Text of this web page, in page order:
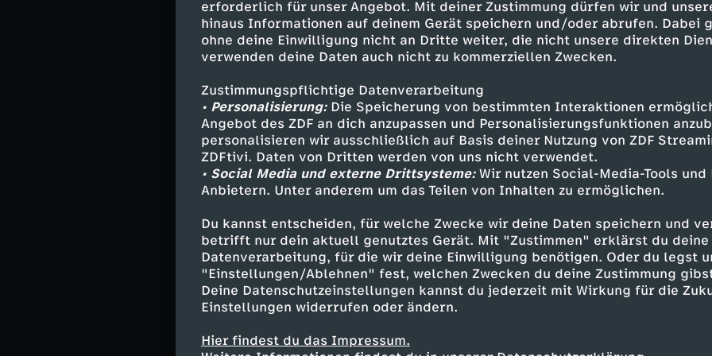
erforderlich für unser Angebot. Mit deiner Zustimmung dürfen wir und
hinaus Informationen auf deinem Gerät speichern und/oder abrufen. Dabei
ohne deine Einwilligung nicht an Dritte weiter, die nicht unsere direkten
verwenden deine Daten auch nicht zu kommerziellen Zwecken.
Zustimmungspflichtige Datenverarbeitung
• Personalisierung:Die Speicherung von bestimmten Interaktionen
Angebot des ZDF an dich anzupassen und Personalisierungsfunktionen
personalisieren wir ausschließlich auf Basis deiner Nutzung von ZDF
ZDFtivi. Daten von Dritten werden von uns nicht verwendet.
• Social Media und externe Drittsysteme:Wir nutzen Social-Media-Tools und
Anbietern. Unter anderem um das Teilen von Inhalten zu ermöglichen.
Du kannst entscheiden, für welche Zwecke wir deine Daten speichern und
betrifft nur dein aktuell genutztes Gerät. Mit "Zustimmen" erklärst du deine
Datenverarbeitung, für die wir deine Einwilligung benötigen. Oder du legst
"Einstellungen/Ablehnen" fest, welchen Zwecken du deine Zustimmung
Deine Datenschutzeinstellungen kannst du jederzeit mit Wirkung für die
Einstellungen widerrufen oder ändern.
Hier findest du das Impressum.
Schlagzeilen. Ein mysteriöses Flugobjekt soll auf einer
abgestürzt sein. Das ultraleichte, schimmernde Material lässt
zerstören und springt immer wieder in seine Form zurück.
Militärstützpunkt. Nach der Untersuchung des Vorfalls folgt
Statement: Die Trümmerteile sollen von einem abgestürzten
stammen.
Nach dieser Erklärung wird es 30 Jahre lang still um Roswell,
1970er-Jahre das Interesse an Aliens wieder aufkeimt. 1979
Atomphysiker Stanton Friedman seine Dokumentation "UFO's
wodurch der Mythos Roswell wieder Fahrt aufnimmt.
Alien-Obduktion und fliegende
Untertassen gearbeitet zu haben. Ein Jahr später bricht der